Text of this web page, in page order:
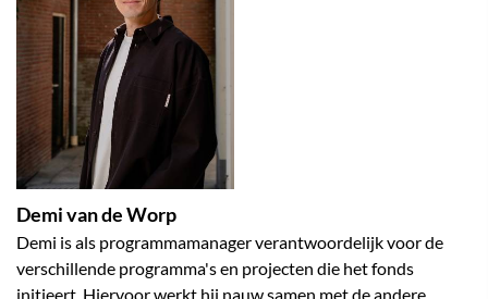
Demi van de Worp
Demi is als programmamanager verantwoordelijk voor de
verschillende programma's en projecten die het fonds
initieert. Hiervoor werkt hij nauw samen met de andere